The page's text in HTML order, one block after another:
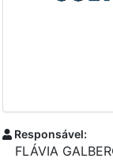
Responsável:
FLÁVIA